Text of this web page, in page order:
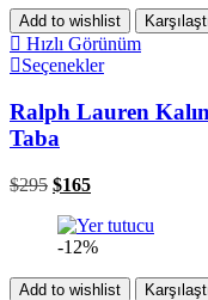
Add to wishlist
Hızlı Görünüm
Seçenekler
Ralph Lauren
Taba
$295 $165
-12%
Add to wishlist